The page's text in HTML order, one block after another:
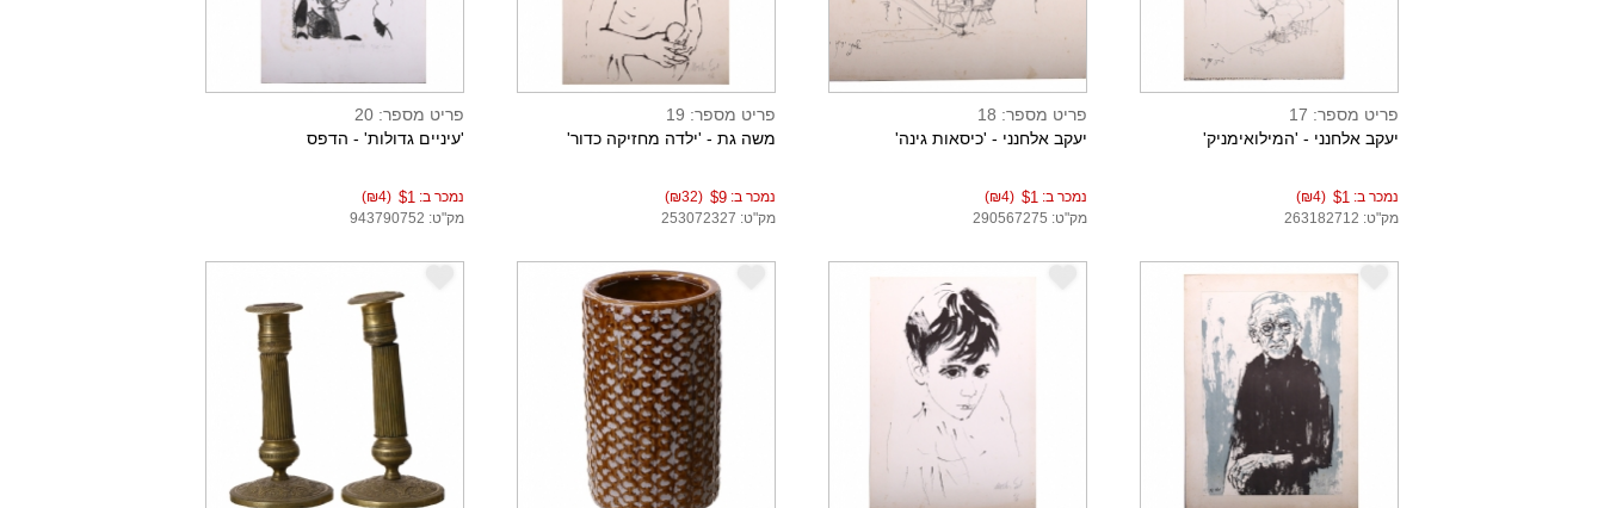
פריט מספר: 17
יעקב אלחנני - 'המילואימניק'
נמכר ב: $1
(₪4)
מק"ט: 263182712
פריט מספר: 18
יעקב אלחנני - 'כיסאות גינה'
נמכר ב: $1
(₪4)
מק"ט: 290567275
פריט מספר: 19
משה גת - 'ילדה מחזיקה כדור'
נמכר ב: $9
(₪32)
מק"ט: 253072327
פריט מספר: 20
'עיניים גדולות' - הדפס
נמכר ב: $1
(₪4)
מק"ט: 943790752
e